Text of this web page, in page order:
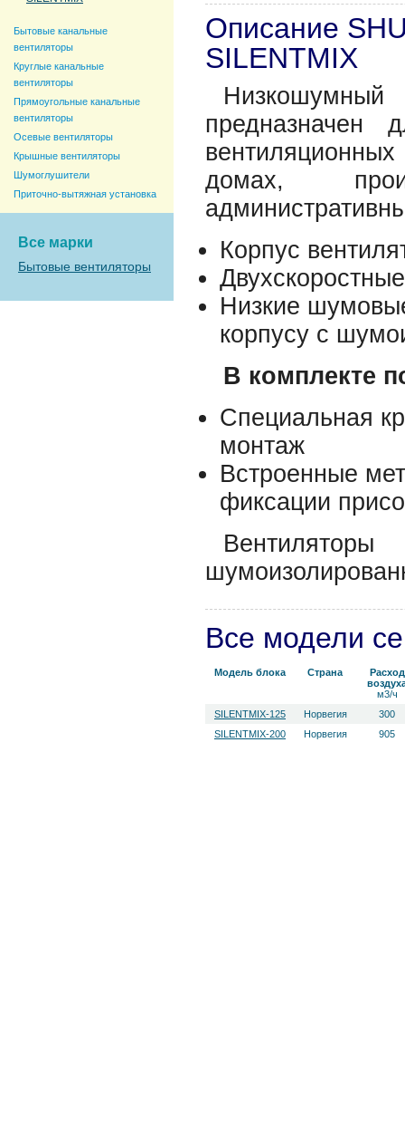
Бытовые канальные
вентиляторы
Круглые канальные
вентиляторы
Прямоугольные канальные
вентиляторы
Осевые вентиляторы
Крышные вентиляторы
Шумоглушители
Приточно-вытяжная установка
Все марки
Бытовые вентиляторы
Описание
SILENTMIX
предназначен
домах,
Корпус
Низкие
корпусу c
В комплекте
Специальная
монтаж
Встроенные
фиксации
Все модели
Модель блока Страна
Расход
м3/ч
SILENTMIX-125
Норвегия
300
SILENTMIX-200
Норвегия 905